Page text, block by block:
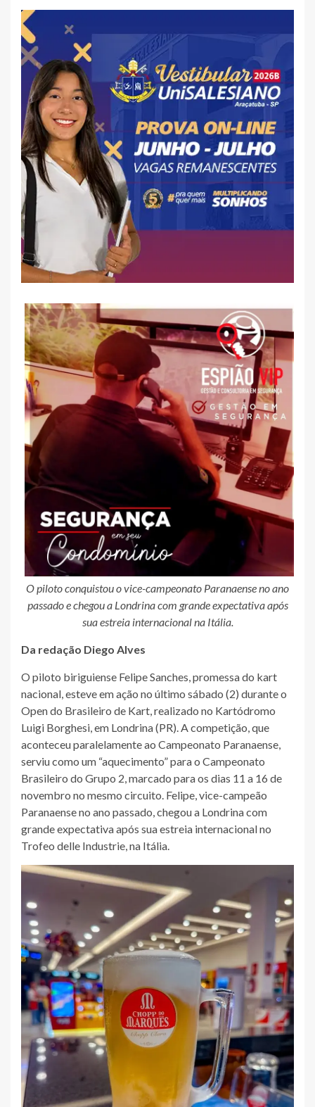
O piloto conquistou o vice-campeonato Paranaense no ano
passado e chegou a Londrina com grande expectativa após
sua estreia internacional na Itália.
Da redação Diego Alves
O piloto biriguiense Felipe Sanches, promessa do kart
nacional, esteve em ação no último sábado (2) durante o
Open do Brasileiro de Kart, realizado no Kartódromo
Luigi Borghesi, em Londrina (PR). A competição, que
aconteceu paralelamente ao Campeonato Paranaense,
serviu como um “aquecimento” para o Campeonato
Brasileiro do Grupo 2, marcado para os dias 11 a 16 de
novembro no mesmo circuito. Felipe, vice-campeão
Paranaense no ano passado, chegou a Londrina com
grande expectativa após sua estreia internacional no
Trofeo delle Industrie, na Itália.